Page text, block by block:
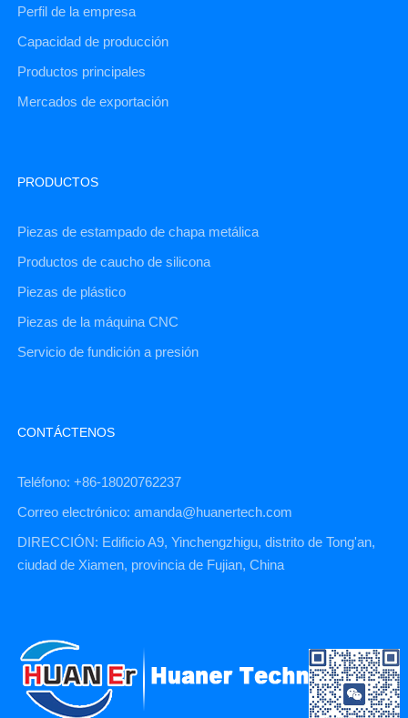
Perfil de la empresa
Capacidad de producción
Productos principales
Mercados de exportación
PRODUCTOS
Piezas de estampado de chapa metálica
Productos de caucho de silicona
Piezas de plástico
Piezas de la máquina CNC
Servicio de fundición a presión
CONTÁCTENOS
Teléfono: +86-18020762237
Correo electrónico: amanda@huanertech.com
DIRECCIÓN: Edificio A9, Yinchengzhigu, distrito de Tong'an,
ciudad de Xiamen, provincia de Fujian, China